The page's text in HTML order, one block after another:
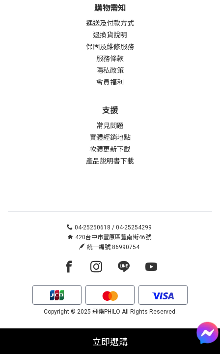
立即選購
購物需知
運送及付款方式
退換貨說明
保固及維修服務
服務條款
隱私政策
會員福利
支援
常見問題
實體經銷地點
軟體更新下載
產品說明書下載
04-25250618 / 04-25254299
420台中市豐原區豐南街46號
統一編號 86990754
Facebook page
Instagram page
Line pageYoutube page
Copyright © 2025 飛樂PHILO All Rights Reserved.